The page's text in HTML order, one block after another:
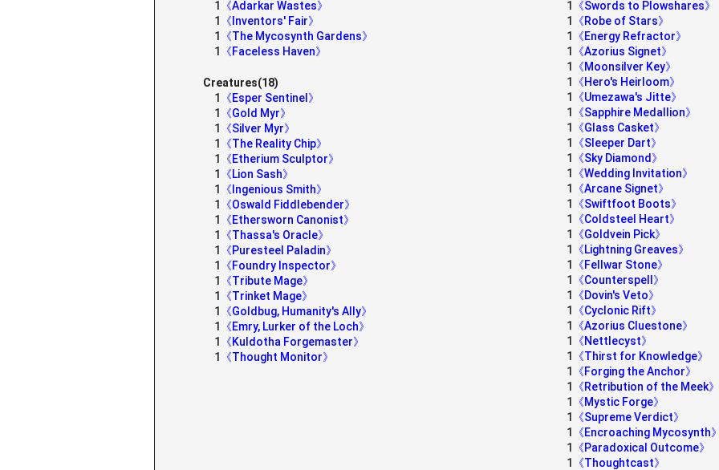
1
《Adarkar Wastes》
1
《Inventors' Fair》
1
《The Mycosynth Gardens》
1
《Faceless Haven》
Creatures(18)
1
《Esper Sentinel》
1
《Gold Myr》
1
《Silver Myr》
1
《The Reality Chip》
1
《Etherium Sculptor》
1
《Lion Sash》
1
《Ingenious Smith》
1
《Oswald Fiddlebender》
1
《Ethersworn Canonist》
1
《Thassa's Oracle》
1
《Puresteel Paladin》
1
《Foundry Inspector》
1
《Tribute Mage》
1
《Trinket Mage》
1
《Goldbug, Humanity's Ally》
1
《Emry, Lurker of the Loch》
1
《Kuldotha Forgemaster》
1
《Thought Monitor》
1
《Swords to Plowshares》
1
《Robe of Stars》
1
《Energy Refractor》
1
《Azorius Signet》
1
《Moonsilver Key》
1
《Hero's Heirloom》
1
《Umezawa's Jitte》
1
《Sapphire Medallion》
1
《Glass Casket》
1
《Sleeper Dart》
1
《Sky Diamond》
1
《Wedding Invitation》
1
《Arcane Signet》
1
《Swiftfoot Boots》
1
《Coldsteel Heart》
1
《Goldvein Pick》
1
《Lightning Greaves》
1
《Fellwar Stone》
1
《Counterspell》
1
《Dovin's Veto》
1
《Cyclonic Rift》
1
《Azorius Cluestone》
1
《Nettlecyst》
1
《Thirst for Knowledge》
1
《Forging the Anchor》
1
《Retribution of the Meek》
1
《Mystic Forge》
1
《Supreme Verdict》
1
《Encroaching Mycosynth
1
《Paradoxical Outcome》
1
《Thoughtcast》